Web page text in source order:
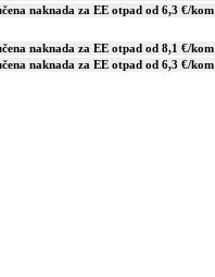
naknada za EE otpad od 6,3 €/kom
naknada za EE otpad od 8,1 €/kom
naknada za EE otpad od 6,3 €/kom